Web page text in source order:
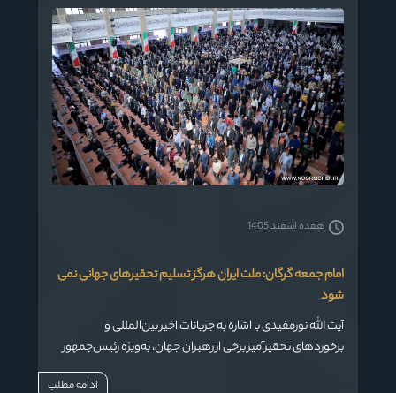
امام جمعه گرگان: ملت ایران هرگز تسلیم تحقیرهای جهانی نمی
شود
آیت الله نورمفیدی با اشاره به جریانات اخیر بین‌المللی و
برخوردهای تحقیرآمیز برخی از رهبران جهان، به‌ویژه رئیس‌جمهور
آمریکا، گفت: ملت ایران با تاریخ غنی خود هرگز این امر را نخواهد
هفده اسفند 1405
ادامه مطلب